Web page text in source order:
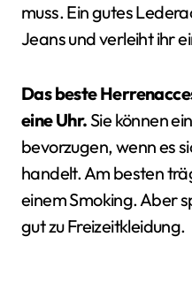
muss. Ein gutes
Jeans und verleiht ihr
Das beste
eine Uhr.Sie können
bevorzugen, wenn es
handelt. Am besten
einem Smoking. Aber
gut zu Freizeitkleidung.